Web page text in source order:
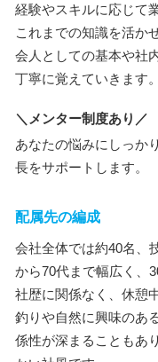
経験やスキルに応じて
これまでの知識を活か
会人としての基本や社
丁寧に覚えていきます。
＼メンター制度あり／
あなたの悩みにしっか
長をサポートします。
配属先の編成
会社全体では約40名、
から70代まで幅広く、
社歴に関係なく、休憩
釣りや自然に興味のあ
係性が深まることもあ